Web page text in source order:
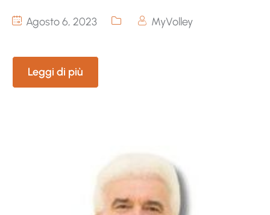
Agosto 6, 2023 MyVolley
Leggi di più